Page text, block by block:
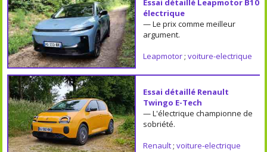
Essai détaillé Leapmotor B10
électrique
— Le prix comme meilleur
argument.
Leapmotor; voiture-electrique
Essai détaillé Renault
Twingo E-Tech
— L'électrique championne de
sobriété.
Renault; voiture-electrique